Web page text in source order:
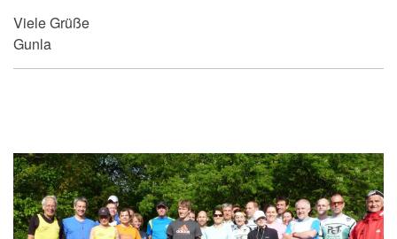
Viele Grüße
Gunla